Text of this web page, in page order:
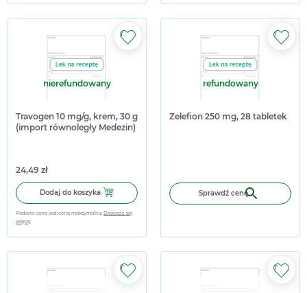
nierefundowany
Travogen 10 mg/g, krem, 30 g
(import równoległy Medezin)
24,49 zł
Dodaj do koszyka Dodaj do koszyka Travogen 10 mg/g, krem, 30 g (import
Podana cena jest ceną maksymalną. Dowiedz się
więcej
refundowany
Zelefion 250 mg, 28 tabletek
Sprawdź cenę